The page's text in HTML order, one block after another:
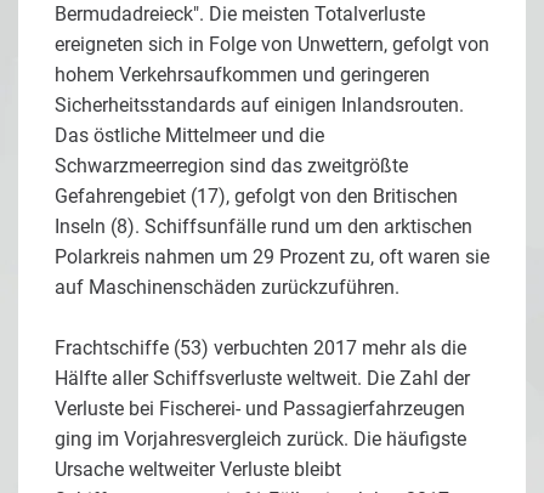
Bermudadreieck". Die meisten Totalverluste
ereigneten sich in Folge von Unwettern, gefolgt von
hohem Verkehrsaufkommen und geringeren
Sicherheitsstandards auf einigen Inlandsrouten.
Das östliche Mittelmeer und die
Schwarzmeerregion sind das zweitgrößte
Gefahrengebiet (17), gefolgt von den Britischen
Inseln (8). Schiffsunfälle rund um den arktischen
Polarkreis nahmen um 29 Prozent zu, oft waren sie
auf Maschinenschäden zurückzuführen.
Frachtschiffe (53) verbuchten 2017 mehr als die
Hälfte aller Schiffsverluste weltweit. Die Zahl der
Verluste bei Fischerei- und Passagierfahrzeugen
ging im Vorjahresvergleich zurück. Die häufigste
Ursache weltweiter Verluste bleibt